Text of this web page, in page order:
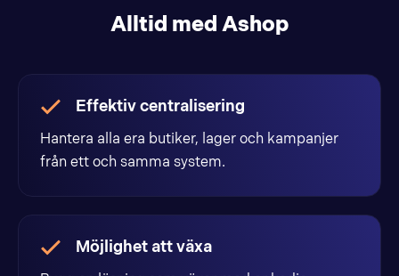
Alltid med Ashop
Effektiv centralisering
Hantera alla era butiker, lager och kampanjer
från ett och samma system.
Möjlighet att växa